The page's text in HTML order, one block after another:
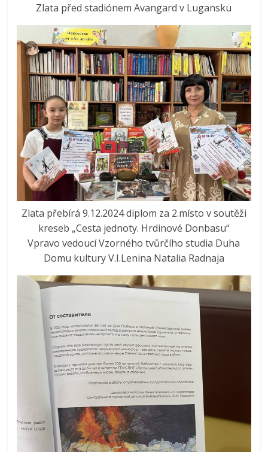
Zlata před stadiónem Avangard v Lugansku
Zlata přebírá 9.12.2024 diplom za 2.místo v soutěži
kreseb „Cesta jednoty. Hrdinové Donbasu“
Vpravo vedoucí Vzorného tvůrčího studia Duha
Domu kultury V.I.Lenina Natalia Radnaja